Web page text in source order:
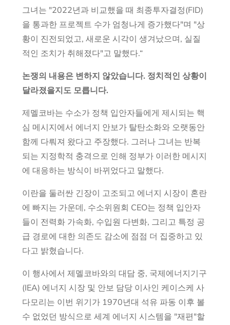
그녀는 "2022년과 비교했을 때 최종투자결정(FID)
을 통과한 프로젝트 수가 엄청나게 증가했다"며 "상
황이 진전되었고, 새로운 시각이 생겨났으며, 실질
적인 조치가 취해졌다"고 말했다.“
논쟁의 내용은 변하지 않았습니다. 정치적인 상황이
달라졌을지도 모릅니다.
제멜코바는 수소가 정책 입안자들에게 제시되는 핵
심 메시지에서 에너지 안보가 탈탄소화와 오랫동안
함께 다뤄져 왔다고 주장했다. 그러나 그녀는 반복
되는 지정학적 충격으로 인해 정부가 이러한 메시지
에 대응하는 방식이 바뀌었다고 말했다.
이란을 둘러싼 긴장이 고조되고 에너지 시장이 혼란
에 빠지는 가운데, 수소위원회 CEO는 정책 입안자
들이 전력화 가속화, 수입원 다변화, 그리고 특정 공
급 경로에 대한 의존도 감소에 점점 더 집중하고 있
다고 밝혔습니다.
이 행사에서 제멜코바와의 대담 중, 국제에너지기구
(IEA) 에너지 시장 및 안보 담당 이사인 케이스케 사
다모리는 이번 위기가 1970년대 석유 파동 이후 볼
수 없었던 방식으로 세계 에너지 시스템을 "재편"할